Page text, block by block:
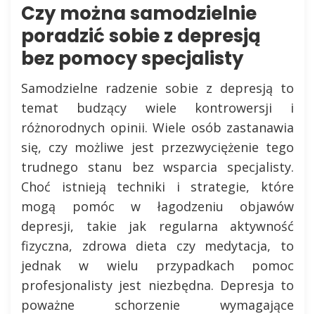
Czy można samodzielnie
poradzić sobie z depresją
bez pomocy specjalisty
Samodzielne radzenie sobie z depresją to
temat budzący wiele kontrowersji i
różnorodnych opinii. Wiele osób zastanawia
się, czy możliwe jest przezwyciężenie tego
trudnego stanu bez wsparcia specjalisty.
Choć istnieją techniki i strategie, które
mogą pomóc w łagodzeniu objawów
depresji, takie jak regularna aktywność
fizyczna, zdrowa dieta czy medytacja, to
jednak w wielu przypadkach pomoc
profesjonalisty jest niezbędna. Depresja to
poważne schorzenie wymagające